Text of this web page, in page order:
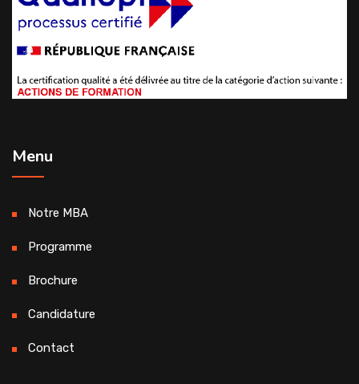
Menu
Notre MBA
Programme
Brochure
Candidature
Contact